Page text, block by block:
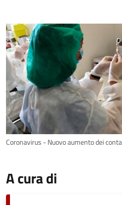
Coronavirus - Nuovo aumento dei
A cura di